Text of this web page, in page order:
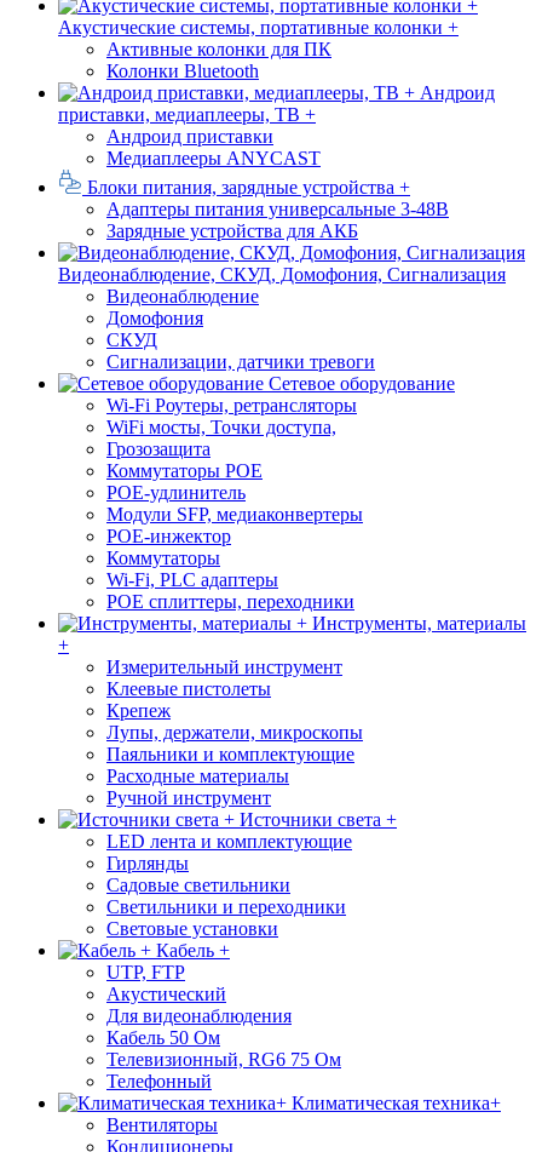
Акустические системы, портативные колонки +
Активные колонки для ПК
Колонки Bluetooth
Андроид
приставки, медиаплееры, ТВ +
Андроид приставки
Медиаплееры ANYCAST
Блоки питания, зарядные устройства +
Адаптеры питания универсальные 3-48В
Зарядные устройства для АКБ
Видеонаблюдение, СКУД, Домофония, Сигнализация
Видеонаблюдение
Домофония
СКУД
Сигнализации, датчики тревоги
Сетевое оборудование
Wi-Fi Роутеры, ретрансляторы
WiFi мосты, Точки доступа,
Грозозащита
Коммутаторы POE
POE-удлинитель
Модули SFP, медиаконвертеры
POE-инжектор
Коммутаторы
Wi-Fi, PLC адаптеры
POE сплиттеры, переходники
Инструменты, материалы
+
Измерительный инструмент
Клеевые пистолеты
Крепеж
Лупы, держатели, микроскопы
Паяльники и комплектующие
Расходные материалы
Ручной инструмент
Источники света +
LED лента и комплектующие
Гирлянды
Садовые светильники
Светильники и переходники
Световые установки
Кабель +
UTP, FTP
Акустический
Для видеонаблюдения
Кабель 50 Ом
Телевизионный, RG6 75 Ом
Телефонный
Климатическая техника+
Вентиляторы
Кондиционеры